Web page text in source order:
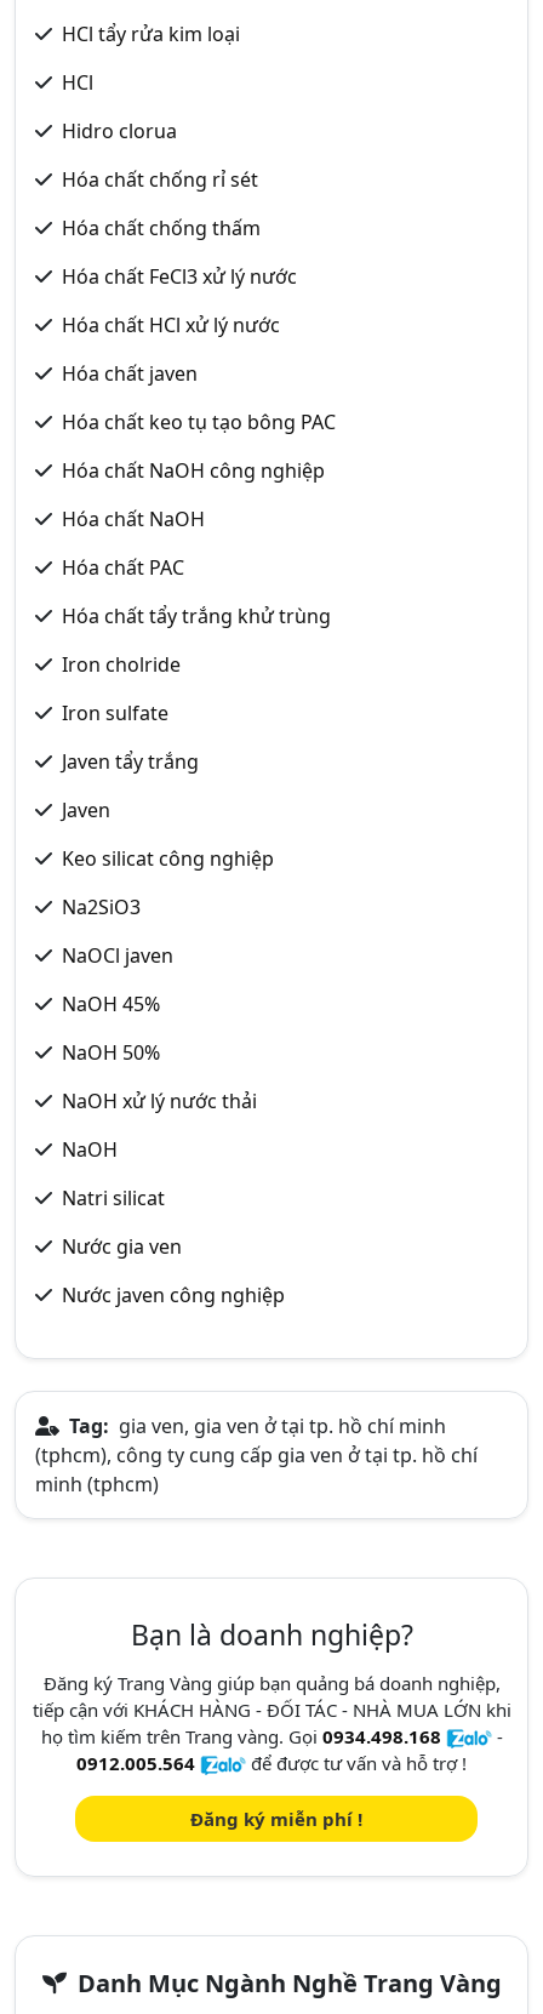
HCl tẩy rửa kim loại
HCl
Hidro clorua
Hóa chất chống rỉ sét
Hóa chất chống thấm
Hóa chất FeCl3 xử lý nước
Hóa chất HCl xử lý nước
Hóa chất javen
Hóa chất keo tụ tạo bông PAC
Hóa chất NaOH công nghiệp
Hóa chất NaOH
Hóa chất PAC
Hóa chất tẩy trắng khử trùng
Iron cholride
Iron sulfate
Javen tẩy trắng
Javen
Keo silicat công nghiệp
Na2SiO3
NaOCl javen
NaOH 45%
NaOH 50%
NaOH xử lý nước thải
NaOH
Natri silicat
Nước gia ven
Nước javen công nghiệp
Tag: gia ven, gia ven ở tại tp. hồ chí minh
(tphcm), công ty cung cấp gia ven ở tại tp. hồ chí
minh (tphcm)
Bạn là doanh nghiệp?
Đăng ký Trang Vàng giúp bạn quảng bá doanh nghiệp,
tiếp cận với KHÁCH HÀNG - ĐỐI TÁC - NHÀ MUA LỚN khi
họ tìm kiếm trên Trang vàng. Gọi 0934.498.168
-
0912.005.564
để được tư vấn và hỗ trợ !
Đăng ký miễn phí !
Danh Mục Ngành Nghề Trang Vàng